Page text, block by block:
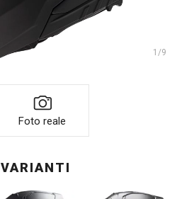
1 /9
Foto reale
VARIANTI